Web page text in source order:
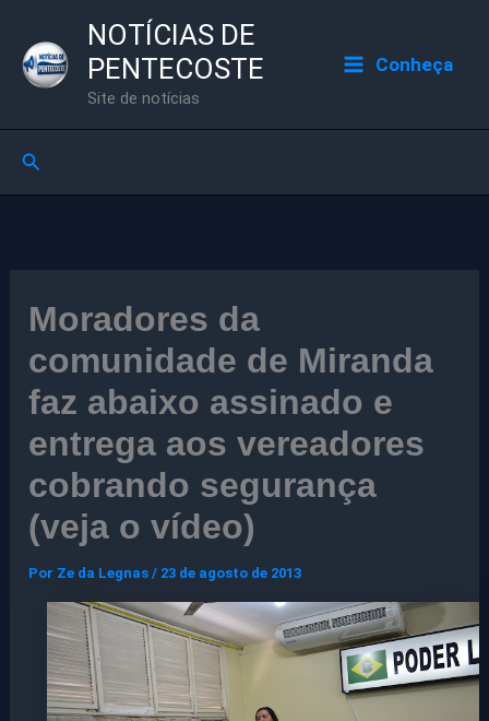
para
NOTÍCIAS DE
PENTECOSTE
Site de notícias
Conheça
Pesquisar
Moradores da
comunidade de Miranda
faz abaixo assinado e
entrega aos vereadores
cobrando segurança
(veja o vídeo)
Por Ze da Legnas/ 23 de agosto de 2013